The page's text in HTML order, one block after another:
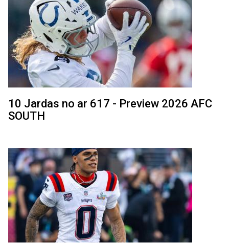
10 Jardas no ar 617 - Preview 2026 AFC
SOUTH